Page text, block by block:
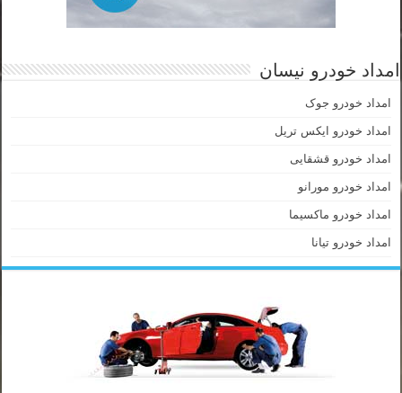
امداد خودرو نیسان
امداد خودرو جوک
امداد خودرو ایکس تریل
امداد خودرو قشقایی
امداد خودرو مورانو
امداد خودرو ماکسیما
امداد خودرو تیانا